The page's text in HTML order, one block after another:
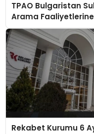
TPAO Bulgaristan
Arama Faaliyetlerine
Rekabet Kurumu 6